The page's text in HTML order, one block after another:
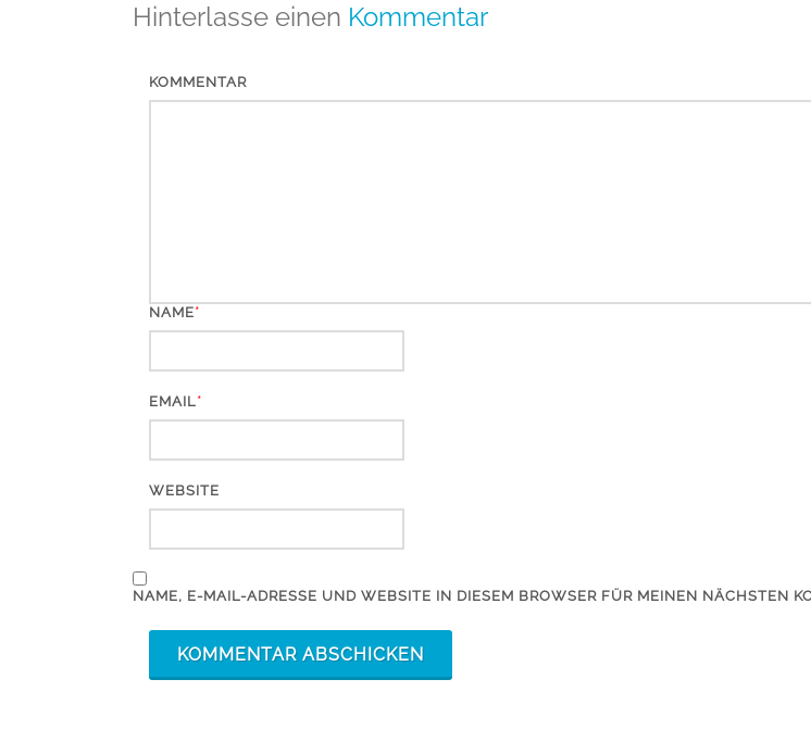
Hinterlasse einen Kommentar
KOMMENTAR
NAME*
EMAIL*
WEBSITE
NAME, E-MAIL-ADRESSE UND WEBSITE IN DIESEM BROWSER FÜR MEINEN NÄCHSTEN